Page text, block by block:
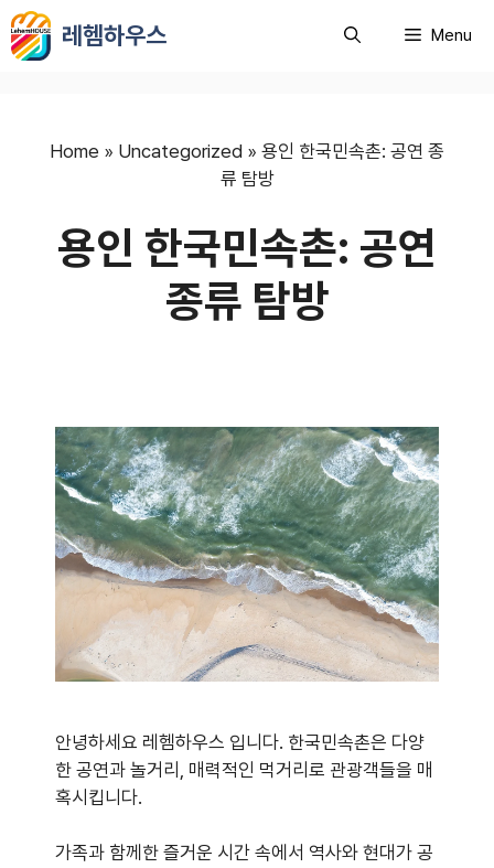
컨
텐
레헴하우스 Menu
Home » Uncategorized » 용인 한국민속촌: 공연 종
류 탐방
용인 한국민속촌: 공연
종류 탐방
안녕하세요 레헴하우스 입니다. 한국민속촌은 다양
한 공연과 놀거리, 매력적인 먹거리로 관광객들을 매
혹시킵니다.
가족과 함께한 즐거운 시간 속에서 역사와 현대가 공